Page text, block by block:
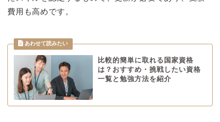
費用も高めです。
比較的簡単に取れる国家資格
は？おすすめ・挑戦したい資格
一覧と勉強方法を紹介